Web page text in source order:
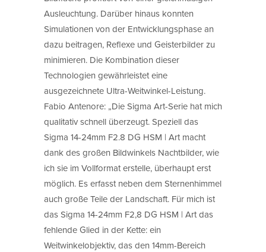
Ausleuchtung. Darüber hinaus konnten
Simulationen von der Entwicklungsphase an
dazu beitragen, Reflexe und Geisterbilder zu
minimieren. Die Kombination dieser
Technologien gewährleistet eine
ausgezeichnete Ultra-Weitwinkel-Leistung.
Fabio Antenore: „Die Sigma Art-Serie hat mich
qualitativ schnell überzeugt. Speziell das
Sigma 14-24mm F2.8 DG HSM | Art macht
dank des großen Bildwinkels Nachtbilder, wie
ich sie im Vollformat erstelle, überhaupt erst
möglich. Es erfasst neben dem Sternenhimmel
auch große Teile der Landschaft. Für mich ist
das Sigma 14-24mm F2,8 DG HSM | Art das
fehlende Glied in der Kette: ein
Weitwinkelobjektiv, das den 14mm-Bereich